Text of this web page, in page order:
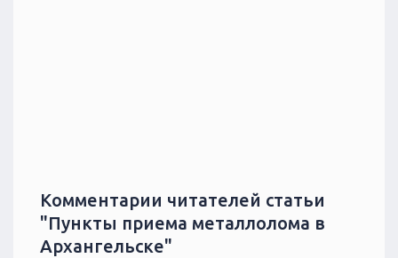
Комментарии читателей статьи
"Пункты приема металлолома в
Архангельске"